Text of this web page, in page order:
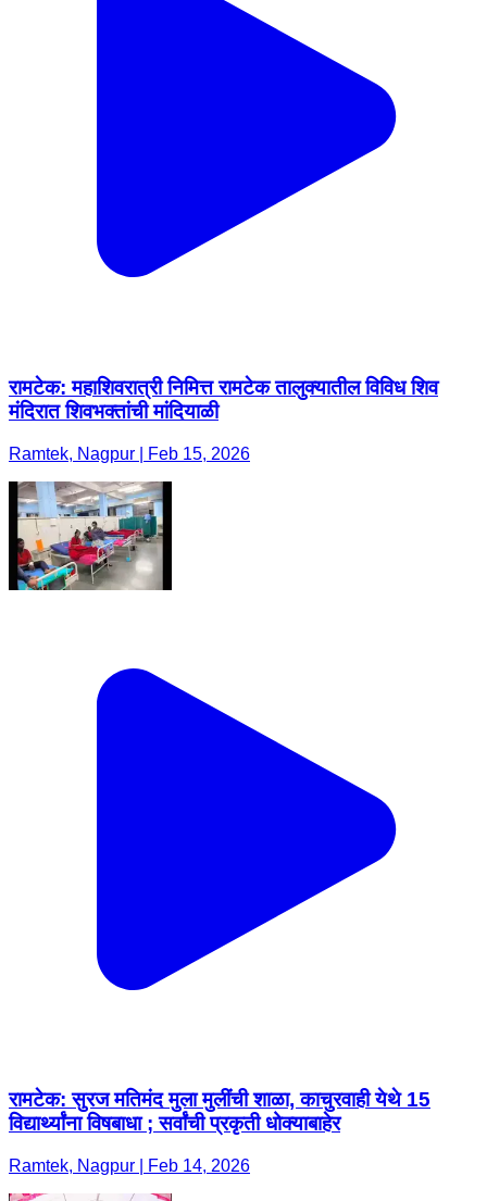
रामटेक: महाशिवरात्री निमित्त रामटेक तालुक्यातील विविध शिव
मंदिरात शिवभक्तांची मांदियाळी
Ramtek, Nagpur | Feb 15, 2026
रामटेक: सुरज मतिमंद मुला मुलींची शाळा, काचुरवाही येथे 15
विद्यार्थ्यांना विषबाधा ; सर्वांची प्रकृती धोक्याबाहेर
Ramtek, Nagpur | Feb 14, 2026